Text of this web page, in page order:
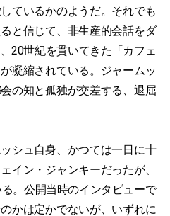
ているかのようだ。それでも
と信じて、非生産的会話をダ
20世紀を貫いてきた「カフェ
凝縮されている。ジャームッ
の知と孤独が交差する、退屈
シュ自身、かつては一日に十
イン・ジャンキーだったが、
。公開当時のインタビューで
かは定かでないが、いずれに